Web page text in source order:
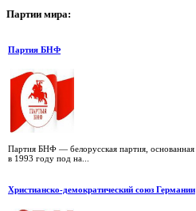
Партии мира:
Партия БНФ
Партия БНФ — белорусская партия, основанная
в 1993 году под на...
Христианско-демократический союз Германии